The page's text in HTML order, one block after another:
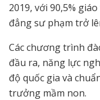
2019, với 90,5%
đẳng sư phạm trở
Các chương trình
đầu ra, năng lực
độ quốc gia và
trưởng mầm non.